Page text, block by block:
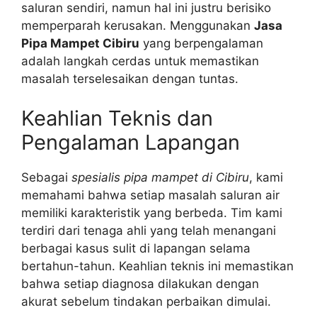
saluran sendiri, namun hal ini justru berisiko
memperparah kerusakan. Menggunakan Jasa
Pipa Mampet Cibiru yang berpengalaman
adalah langkah cerdas untuk memastikan
masalah terselesaikan dengan tuntas.
Keahlian Teknis dan
Pengalaman Lapangan
Sebagai spesialis pipa mampet di Cibiru, kami
memahami bahwa setiap masalah saluran air
memiliki karakteristik yang berbeda. Tim kami
terdiri dari tenaga ahli yang telah menangani
berbagai kasus sulit di lapangan selama
bertahun-tahun. Keahlian teknis ini memastikan
bahwa setiap diagnosa dilakukan dengan
akurat sebelum tindakan perbaikan dimulai.